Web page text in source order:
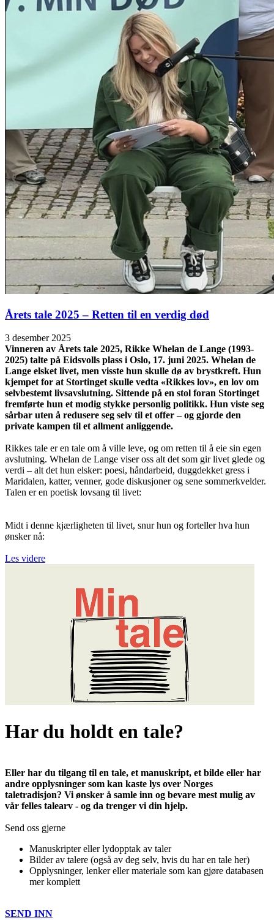
Årets tale 2025 – Retten til en verdig død
3 desember 2025
Vinneren av Årets tale 2025, Rikke Whelan de Lange (1993-
2025) talte på Eidsvolls plass i Oslo, 17. juni 2025. Whelan de
Lange elsket livet, men visste hun skulle dø av brystkreft. Hun
kjempet for at Stortinget skulle vedta «Rikkes lov», en lov om
selvbestemt livsavslutning. Sittende på en stol foran Stortinget
fremførte hun et modig stykke personlig politikk. Hun viste seg
sårbar uten å redusere seg selv til et offer – og gjorde den
private kampen til et allment anliggende.
Rikkes tale er en tale om å ville leve, og om retten til å eie sin egen
avslutning. Whelan de Lange viser oss alt det som gir livet glede og
verdi – alt det hun elsker: poesi, håndarbeid, duggdekket gress i
Maridalen, katter, venner, gode diskusjoner og sene sommerkvelder.
Talen er en poetisk lovsang til livet:
Midt i denne kjærligheten til livet, snur hun og forteller hva hun
ønsker nå:
Les videre
Har du holdt en tale?
Eller har du tilgang til en tale, et manuskript, et bilde eller har
andre opplysninger som kan kaste lys over Norges
taletradisjon? Vi ønsker å samle inn og bevare mest mulig av
vår felles talearv - og da trenger vi din hjelp.
Send oss gjerne
Manuskripter eller lydopptak av taler
Bilder av talere (også av deg selv, hvis du har en tale her)
Opplysninger, lenker eller materiale som kan gjøre databasen
mer komplett
SEND INN